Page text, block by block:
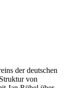
der deutschen
von